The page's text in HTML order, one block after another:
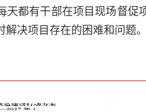
天都有干部在项目现场督促
解决项目存在的困难和问题